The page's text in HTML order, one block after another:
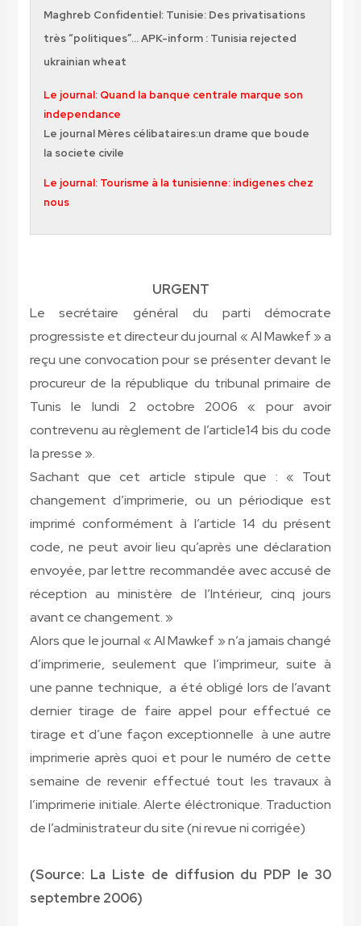
Maghreb Confidentiel: Tunisie: Des privatisations
très “politiques”…APK-inform : Tunisia rejected
ukrainian wheat
Le journal: Quand la banque centrale marque son
independance
Le journal Mères célibataires:un drame que boude
la societe civile
Le journal: Tourisme à la tunisienne: indigenes chez
nous
URGENT
Le secrétaire général du parti démocrate
progressiste et directeur du journal « Al Mawkef » a
reçu une convocation pour se présenter devant le
procureur de la république du tribunal primaire de
Tunis le lundi 2 octobre 2006 « pour avoir
contrevenu au règlement de l’article14 bis du code
la presse ».
Sachant que cet article stipule que : « Tout
changement d’imprimerie, ou un périodique est
imprimé conformément à l’article 14 du présent
code, ne peut avoir lieu qu’après une déclaration
envoyée, par lettre recommandée avec accusé de
réception au ministère de l’Intérieur, cinq jours
avant ce changement. »
Alors que le journal « Al Mawkef » n’a jamais changé
d’imprimerie, seulement que l’imprimeur, suite à
une panne technique, a été obligé lors de l’avant
dernier tirage de faire appel pour effectué ce
tirage et d’une façon exceptionnelle à une autre
imprimerie après quoi et pour le numéro de cette
semaine de revenir effectué tout les travaux à
l’imprimerie initiale. Alerte éléctronique. Traduction
de l’administrateur du site (ni revue ni corrigée)
(Source: La Liste de diffusion du PDP le 30
septembre 2006)